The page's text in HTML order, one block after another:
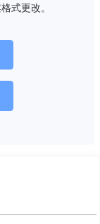
式更改。